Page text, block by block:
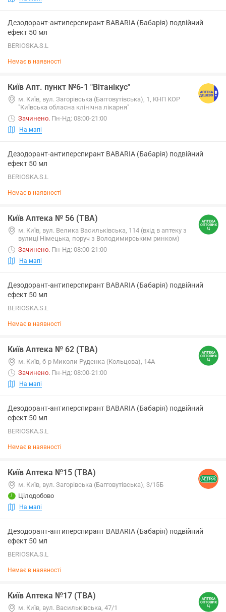
Дезодорант-антиперспирант BABARIA (Бабарія) подвійний
ефект 50 мл
BERIOSKA.S.L
Немає в наявності
Київ Апт. пункт №6-1 "Вітанікус"
м. Київ, вул. Загорівська (Багговутівська), 1, КНП КОР
"Київська обласна клінічна лікарня"
Зачинено. Пн-Нд: 08:00-21:00
На мапі
Дезодорант-антиперспирант BABARIA (Бабарія) подвійний
ефект 50 мл
BERIOSKA.S.L
Немає в наявності
Київ Аптека № 56 (ТВА)
м. Київ, вул. Велика Васильківська, 114 (вхід в аптеку з
вулиці Німецька, поруч з Володимирським ринком)
Зачинено. Пн-Нд: 08:00-21:00
На мапі
Дезодорант-антиперспирант BABARIA (Бабарія) подвійний
ефект 50 мл
BERIOSKA.S.L
Немає в наявності
Київ Аптека № 62 (ТВА)
м. Київ, б-р Миколи Руденка (Кольцова), 14А
Зачинено. Пн-Нд: 08:00-21:00
На мапі
Дезодорант-антиперспирант BABARIA (Бабарія) подвійний
ефект 50 мл
BERIOSKA.S.L
Немає в наявності
Київ Аптека №15 (ТВА)
м. Київ, вул. Загорівська (Багговутівська), 3/15Б
Цілодобово
На мапі
Дезодорант-антиперспирант BABARIA (Бабарія) подвійний
ефект 50 мл
BERIOSKA.S.L
Немає в наявності
Київ Аптека №17 (ТВА)
м. Київ, вул. Васильківська, 47/1